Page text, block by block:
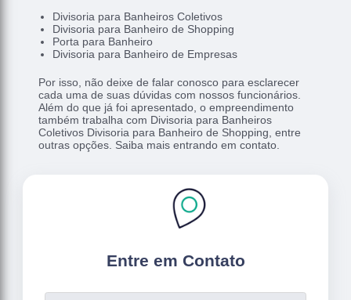
Divisoria para Banheiros Coletivos
Divisoria para Banheiro de Shopping
Porta para Banheiro
Divisoria para Banheiro de Empresas
Por isso, não deixe de falar conosco para esclarecer
cada uma de suas dúvidas com nossos funcionários.
Além do que já foi apresentado, o empreendimento
também trabalha com Divisoria para Banheiros
Coletivos Divisoria para Banheiro de Shopping, entre
outras opções. Saiba mais entrando em contato.
Entre em Contato